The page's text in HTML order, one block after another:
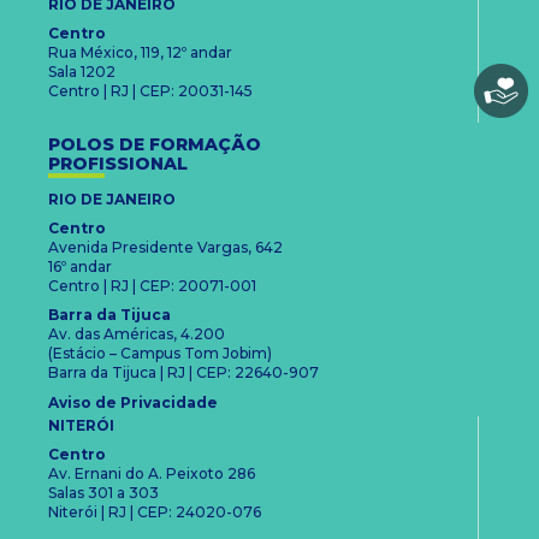
RIO DE JANEIRO
Centro
Rua México, 119, 12º andar
Sala 1202
Centro | RJ | CEP: 20031-145
POLOS DE FORMAÇÃO
PROFISSIONAL
RIO DE JANEIRO
Centro
Avenida Presidente Vargas, 642
16º andar
Centro | RJ | CEP: 20071-001
Barra da Tijuca
Av. das Américas, 4.200
(Estácio – Campus Tom Jobim)
Barra da Tijuca | RJ | CEP: 22640-907
Aviso de Privacidade
NITERÓI
Centro
Av. Ernani do A. Peixoto 286
Salas 301 a 303
Niterói | RJ | CEP: 24020-076